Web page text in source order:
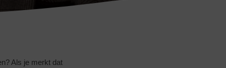
Als je merkt dat